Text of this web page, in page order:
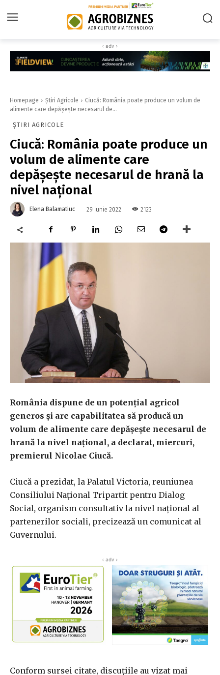
‹ adv ›
Homepage Știri Agricole
Ciucă: România poate produce un volum de
alimente care depăşeşte necesarul de...
ȘTIRI AGRICOLE
Ciucă: România poate produce un
volum de alimente care
depăşeşte necesarul de hrană la
nivel naţional
Elena Balamatiuc 29 iunie 2022 2123
România dispune de un potenţial agricol
generos şi are capabilitatea să producă un
volum de alimente care depăşeşte necesarul de
hrană la nivel naţional, a declarat, miercuri,
premierul Nicolae Ciucă.
Ciucă a prezidat, la Palatul Victoria, reuniunea
Consiliului Naţional Tripartit pentru Dialog
Social, organism consultativ la nivel naţional al
partenerilor sociali, precizează un comunicat al
Guvernului.
‹ adv ›
Conform sursei citate, discuţiile au vizat mai